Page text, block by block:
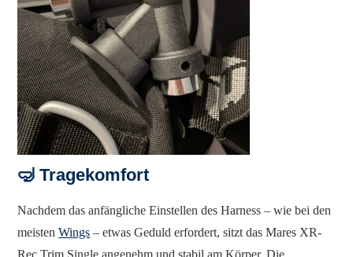
🤿 Tragekomfort
Nachdem das anfängliche Einstellen des Harness – wie bei den
meistenWings – etwas Geduld erfordert, sitzt das Mares XR-